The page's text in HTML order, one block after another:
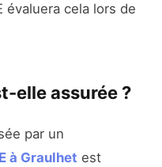
évaluera cela lors de
elle assurée ?
par un
à Graulhet est